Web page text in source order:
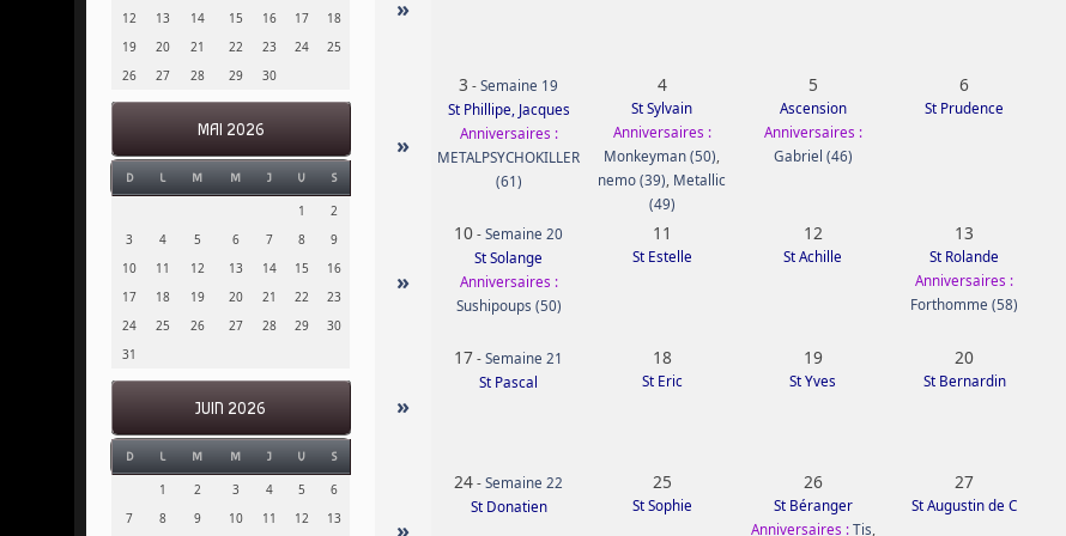
12 13 14 15 16 17
18
19
20 21 22 23 24
25
26
27 28 29 30
MAI 2026
D L M M J V S
1
2
3
4 5 6 7 8
9
10
11 12 13 14 15
16
17
18 19 20 21 22
23
24
25 26 27 28 29
30
31
JUIN 2026
D L M M J V S
1 2 3 4 5
6
7
8 9 10 11 12 13
»
»
3 -Semaine 19
St Phillipe, Jacques
Anniversaires :
METALPSYCHOKILLER
(61)
4
St Sylvain
Anniversaires :
Monkeyman (50)
nemo (39) Metallic
(49)
5
Ascension
Anniversaires :
Gabriel (46)
6
St Prudence
»
10 -Semaine 20
St Solange
Anniversaires :
Sushipoups (50)
11
St Estelle
12
St Achille
13
St Rolande
Anniversaires :
Forthomme (58)
»
17 -Semaine 21
St Pascal
18
St Eric
19
St Yves
20
St Bernardin
»
24 -Semaine 22
St Donatien
25
St Sophie
26
St Béranger
Anniversaires : Tis
27
St Augustin de C